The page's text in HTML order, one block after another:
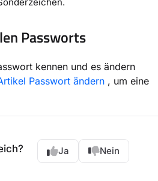
Passworts
kennen und es ändern
Passwort ändern , um eine
Ja Nein